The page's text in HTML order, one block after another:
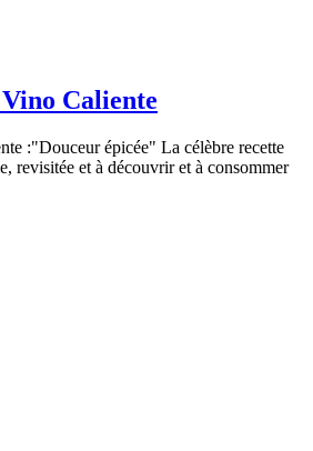
Caliente
:"Douceur épicée" La célèbre recette
revisitée et à découvrir et à consommer